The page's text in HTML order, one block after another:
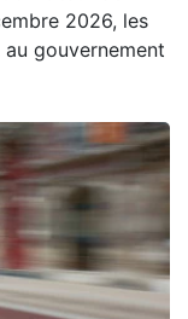
2026, les
gouvernement